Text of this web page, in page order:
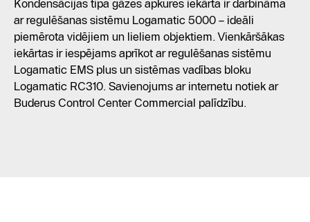
Kondensācijas tipa gāzes apkures iekārta ir darbināma
ar regulēšanas sistēmu Logamatic 5000 – ideāli
piemērota vidējiem un lieliem objektiem. Vienkāršākas
iekārtas ir iespējams aprīkot ar regulēšanas sistēmu
Logamatic EMS plus un sistēmas vadības bloku
Logamatic RC310. Savienojums ar internetu notiek ar
Buderus Control Center Commercial palīdzību.